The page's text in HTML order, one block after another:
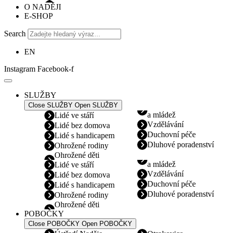
O NADĚJI
E-SHOP
Search
EN
Instagram Facebook-f
SLUŽBY
Close SLUŽBY Open SLUŽBY
Lidé ve stáří
Lidé bez domova
Lidé s handicapem
Ohrožené rodiny
Ohrožené děti
a mládež
Vzdělávání
Duchovní péče
Dluhové poradenství
Lidé ve stáří
Lidé bez domova
Lidé s handicapem
Ohrožené rodiny
Ohrožené děti
a mládež
Vzdělávání
Duchovní péče
Dluhové poradenství
POBOČKY
Close POBOČKY Open POBOČKY